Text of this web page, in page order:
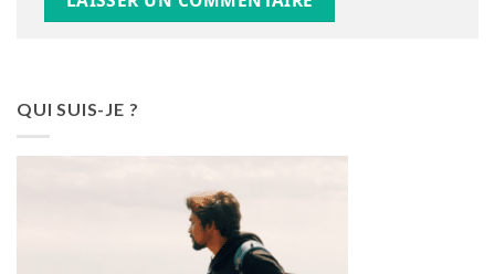
QUI SUIS-JE ?